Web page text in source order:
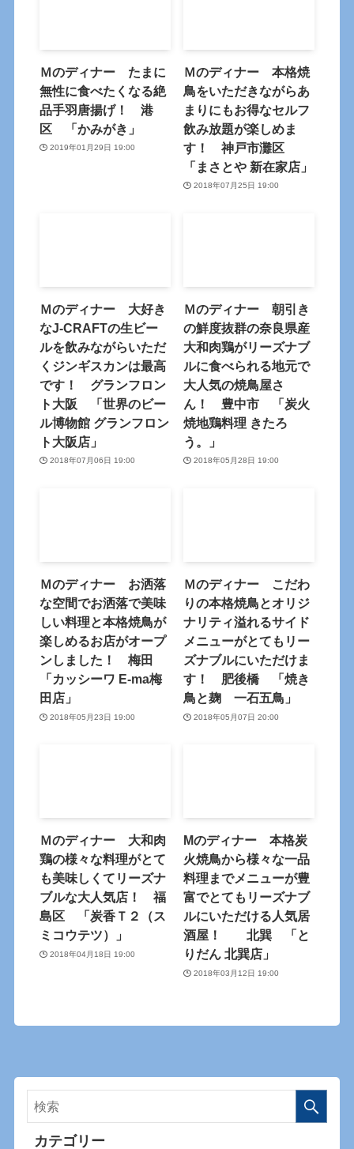
Ｍのディナー たまに
無性に食べたくなる絶
品手羽唐揚げ！ 港
区 「かみがき」
2019年01月29日 19:00
Ｍのディナー 本格焼
鳥をいただきながらあ
まりにもお得なセルフ
飲み放題が楽しめま
す！ 神戸市灘区
「まさとや 新在家店」
2018年07月25日 19:00
Ｍのディナー 大好き
なJ-CRAFTの生ビー
ルを飲みながらいただ
くジンギスカンは最高
です！ グランフロン
ト大阪 「世界のビー
ル博物館 グランフロン
ト大阪店」
2018年07月06日 19:00
Ｍのディナー 朝引き
の鮮度抜群の奈良県産
大和肉鶏がリーズナブ
ルに食べられる地元で
大人気の焼鳥屋さ
ん！ 豊中市 「炭火
焼地鶏料理 きたろ
う。」
2018年05月28日 19:00
Ｍのディナー お洒落
な空間でお洒落で美味
しい料理と本格焼鳥が
楽しめるお店がオープ
ンしました！ 梅田
「カッシーワ E-ma梅
田店」
2018年05月23日 19:00
Ｍのディナー こだわ
りの本格焼鳥とオリジ
ナリティ溢れるサイド
メニューがとてもリー
ズナブルにいただけま
す！ 肥後橋 「焼き
鳥と麹 一石五鳥」
2018年05月07日 20:00
Ｍのディナー 大和肉
鶏の様々な料理がとて
も美味しくてリーズナ
ブルな大人気店！ 福
島区 「炭香Ｔ２（ス
ミコウテツ）」
2018年04月18日 19:00
Mのディナー 本格炭
火焼鳥から様々な一品
料理までメニューが豊
富でとてもリーズナブ
ルにいただける人気居
酒屋！ 北巽 「と
りだん 北巽店」
2018年03月12日 19:00
カテゴリー